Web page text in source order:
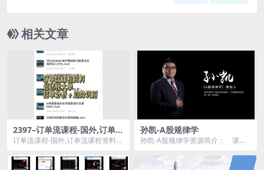
相关文章
2397–订单流课程-国外,订单流
课程资料超透视大单挂单分析
订单流课程-国外,订单流课程资料超
介： ...
孙凯-A股规律学
孙凯-A股规律学资源简介： 课程